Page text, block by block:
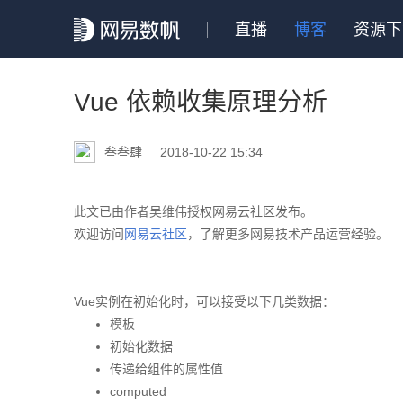
直播 博客 资源
Vue 依赖收集原理分析
叁叁肆 2018-10-22 15:34
此文已由作者吴维伟授权网易云社区发布。
欢迎访问 网易云社区，了解更多网易技术产品运营经验。
Vue实例在初始化时，可以接受以下几类数据：
模板
初始化数据
传递给组件的属性值
computed